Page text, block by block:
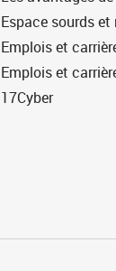
Espace sourds
Emplois et
Emplois et
17Cyber